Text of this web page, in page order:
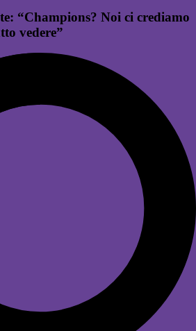
“Champions? Noi ci crediamo
vedere”